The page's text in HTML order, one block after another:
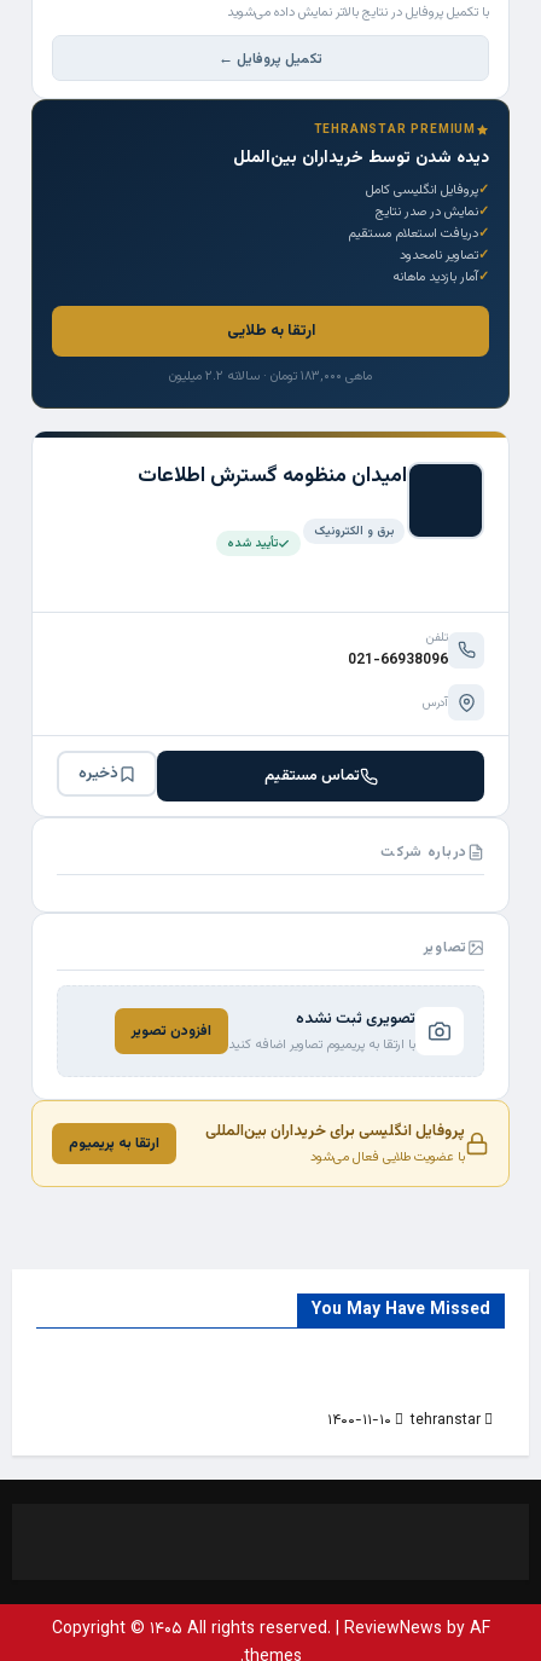
امیدان منظومه گسترش اطلاعات
برق و الکترونیک
تأیید شده
تلفن
021-66938096
آدرس
تماس مستقیم ذخیره
درباره شرکت
تصاویر
تصویری ثبت نشده
با ارتقا به پریمیوم تصاویر اضافه کنید
افزودن تصویر
پروفایل انگلیسی برای خریداران بین‌المللی
با عضویت طلایی فعال می‌شود
ارتقا به پریمیوم
با تکمیل پروفایل در نتایج بالاتر نمایش داده می‌شوید
تکمیل پروفایل ←
TEHRANSTAR PREMIUM
دیده شدن توسط خریداران بین‌الملل
پروفایل انگلیسی کامل
نمایش در صدر نتایج
دریافت استعلام مستقیم
تصاویر نامحدود
آمار بازدید ماهانه
ارتقا به طلایی
ماهی ۱۸۳,۰۰۰ تومان · سالانه ۲.۲ میلیون
You May Have Missed
Countries
India
Trade Source
tehranstar
Copyright © ۱۴۰۵ All rights reserved. | ReviewNews by AF